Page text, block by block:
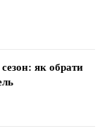
як обрати